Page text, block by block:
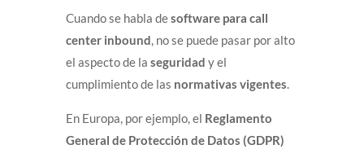
Cuando se habla desoftware para call
center inbound, no se puede pasar por alto
el aspecto de la seguridad y el
cumplimiento de las normativas vigentes.
En Europa, por ejemplo, el Reglamento
General de Protección de Datos (GDPR)